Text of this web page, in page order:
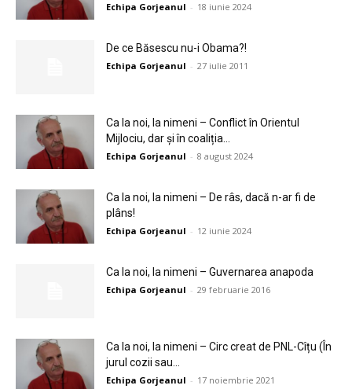
Echipa Gorjeanul - 18 iunie 2024
De ce Băsescu nu-i Obama?!
Echipa Gorjeanul - 27 iulie 2011
Ca la noi, la nimeni – Conflict în Orientul
Mijlociu, dar și în coaliția...
Echipa Gorjeanul - 8 august 2024
Ca la noi, la nimeni – De râs, dacă n-ar fi de
plâns!
Echipa Gorjeanul - 12 iunie 2024
Ca la noi, la nimeni – Guvernarea anapoda
Echipa Gorjeanul - 29 februarie 2016
Ca la noi, la nimeni – Circ creat de PNL-Cîțu (În
jurul cozii sau...
Echipa Gorjeanul - 17 noiembrie 2021